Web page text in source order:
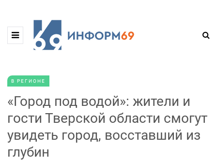
В РЕГИОНЕ
«Город под водой»: жители и
гости Тверской области смогут
увидеть город, восставший из
глубин